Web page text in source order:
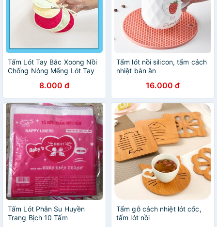
Tấm Lót Tay Bắc Xoong Nồi
Chống Nóng Mếng Lót Tay
Vải Trần 3 Lớp Chống Nóng
Tuyệt Đối
8.000 đ
Tấm lót nồi silicon, tấm cách
nhiệt bàn ăn
16.000 đ
Tấm Lót Phân Su Huyền
Trang Bịch 10 Tấm
Tấm gỗ cách nhiệt lót cốc,
tấm lót nồi